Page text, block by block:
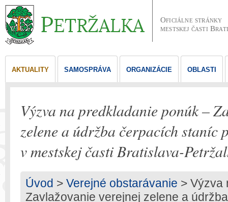
Oficiálne stránky
mestskej časti
AKTUALITY SAMOSPRÁVA ORGANIZÁCIE OBLASTI
Výzva na predkladanie ponúk –
zelene a údržba čerpacích staníc
v mestskej časti Bratislava-
Úvod > Verejné obstarávanie > Výzva
Zavlažovanie verejnej zelene a